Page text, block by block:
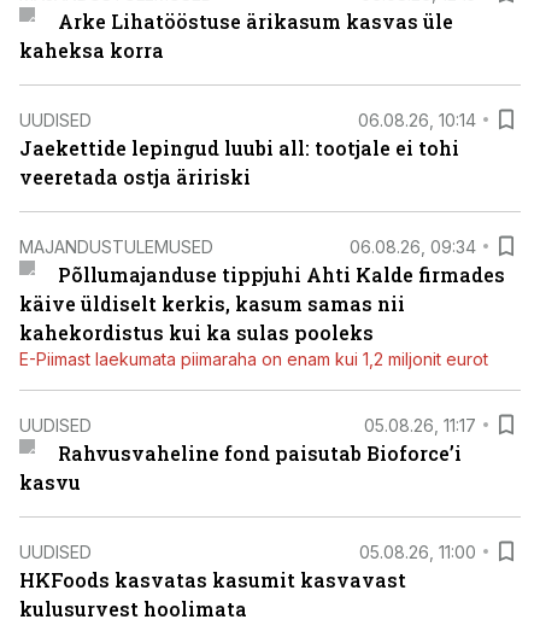
Arke Lihatööstuse ärikasum kasvas üle
kaheksa korra
UUDISED 06.08.26, 10:14
Jaekettide lepingud luubi all: tootjale ei tohi
veeretada ostja äririski
MAJANDUSTULEMUSED 06.08.26, 09:34
Põllumajanduse tippjuhi Ahti Kalde firmades
käive üldiselt kerkis, kasum samas nii
kahekordistus kui ka sulas pooleks
E-Piimast laekumata piimaraha on enam kui 1,2 miljonit eurot
UUDISED 05.08.26, 11:17
Rahvusvaheline fond paisutab Bioforce’i
kasvu
UUDISED 05.08.26, 11:00
HKFoods kasvatas kasumit kasvavast
kulusurvest hoolimata